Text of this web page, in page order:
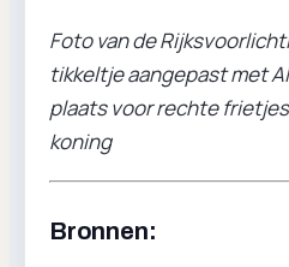
Foto van de
tikkeltje aangepast met
plaats voor rechte
koning
Bronnen: